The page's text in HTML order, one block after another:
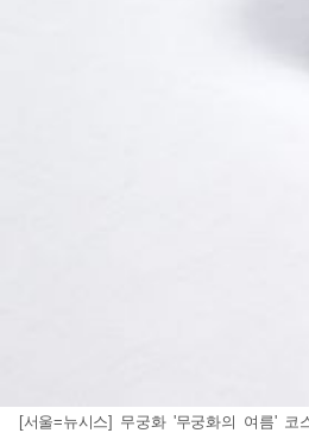
[서울=뉴시스] 무궁화 '무궁화의 여름' 코